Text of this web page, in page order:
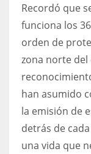
Recordó que
funciona los
orden de
zona norte del
han asumido
la emisión de
detrás de
una vida que